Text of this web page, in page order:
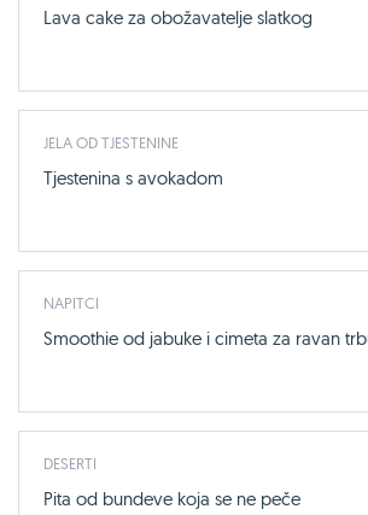
Lava cake za obožavatelje slatkog
JELA OD TJESTENINE
Tjestenina s avokadom
NAPITCI
Smoothie od jabuke i cimeta za ravan
DESERTI
Pita od bundeve koja se ne peče